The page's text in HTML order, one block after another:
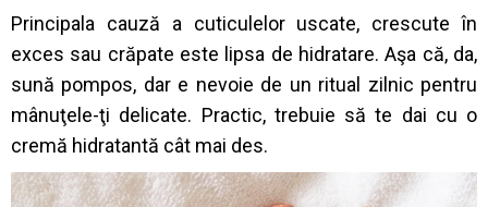
Principala cauză a cuticulelor uscate, crescute în
exces sau crăpate este lipsa de hidratare. Aşa că, da,
sună pompos, dar e nevoie de un ritual zilnic pentru
mânuţele-ţi delicate. Practic, trebuie să te dai cu o
cremă hidratantă cât mai des.